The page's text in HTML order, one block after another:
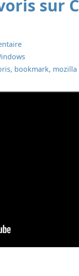
sur
, bookmark, mozilla